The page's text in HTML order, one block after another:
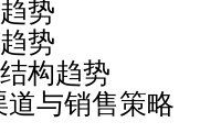
势
势
趋势
与销售策略